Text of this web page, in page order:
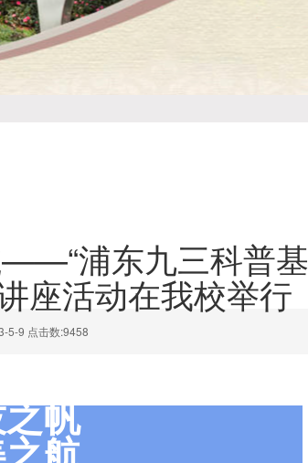
浦东九三科普基
座活动在我校举行
9 点击数:9458
帆